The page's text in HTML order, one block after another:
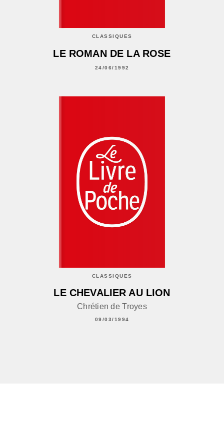
CLASSIQUES
LE ROMAN DE LA ROSE
24/06/1992
CLASSIQUES
LE CHEVALIER AU LION
Chrétien de Troyes
09/03/1994